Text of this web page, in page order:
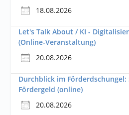
18.08.2026
Let's Talk About / KI -
(Online-Veranstaltung)
20.08.2026
Durchblick im Förderdschungel:
Fördergeld (online)
20.08.2026